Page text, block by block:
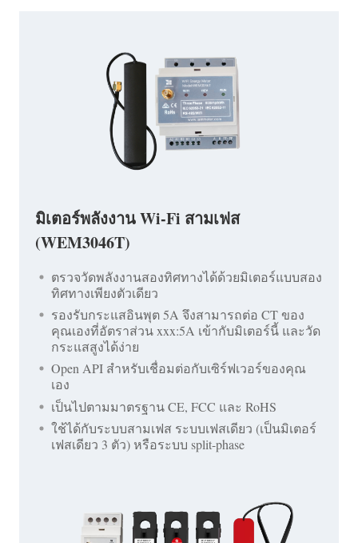
มิเตอร์พลังงาน Wi-Fi สามเฟส
(WEM3046T)
ตรวจวัดพลังงานสองทิศทางได้ด้วยมิเตอร์แบบสอง
ทิศทางเพียงตัวเดียว
รองรับกระแสอินพุต 5A จึงสามารถต่อ CT ของ
คุณเองที่อัตราส่วน xxx:5A เข้ากับมิเตอร์นี้ และวัด
กระแสสูงได้ง่าย
Open API สำหรับเชื่อมต่อกับเซิร์ฟเวอร์ของคุณ
เอง
เป็นไปตามมาตรฐาน CE, FCC และ RoHS
ใช้ได้กับระบบสามเฟส ระบบเฟสเดียว (เป็นมิเตอร์
เฟสเดียว 3 ตัว) หรือระบบ split-phase